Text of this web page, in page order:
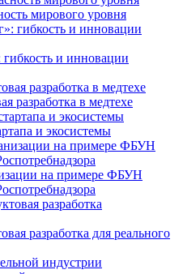
мирового уровня
и инновации
разработка в медтехе
и экосистемы
на примере ФБУН
разработка для реального